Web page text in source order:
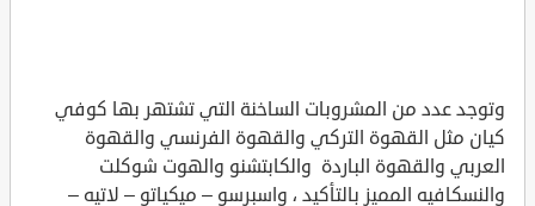
وتوجد عدد من المشروبات الساخنة التي تشتهر بها كوفي
كيان مثل القهوة التركي والقهوة الفرنسي والقهوة
العربي والقهوة الباردة والكابتشنو والهوت شوكلت
والنسكافيه المميز بالتأكيد ، واسبرسو – ميكياتو – لاتيه –